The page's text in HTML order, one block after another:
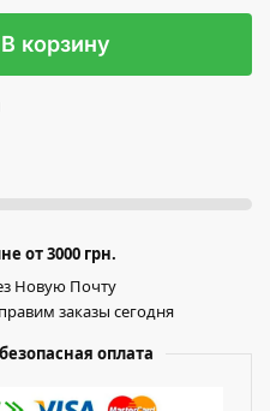
В корзину
от 3000 грн.
Новую Почту
заказы сегодня
оплата